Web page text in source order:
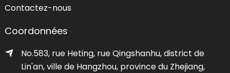
Contactez-nous
Coordonnées
No.583, rue Heting, rue Qingshanhu, district de
Lin'an, ville de Hangzhou, province du Zhejiang,